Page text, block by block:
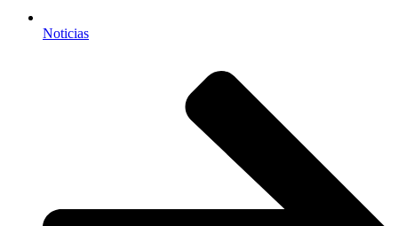
Noticias